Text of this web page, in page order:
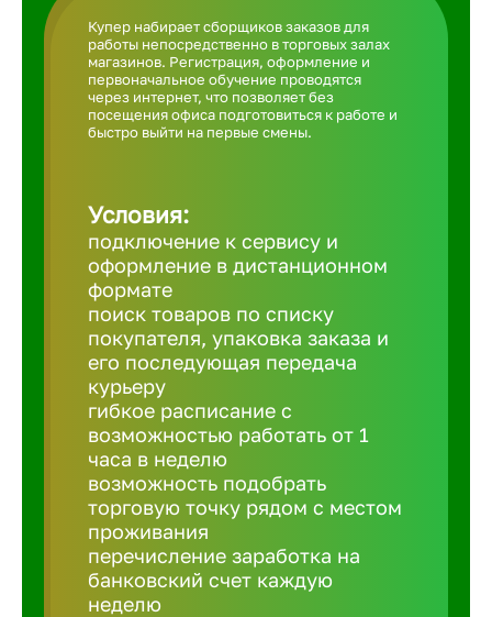
Купер набирает сборщиков заказов для
работы непосредственно в торговых залах
магазинов. Регистрация, оформление и
первоначальное обучение проводятся
через интернет, что позволяет без
посещения офиса подготовиться к работе и
быстро выйти на первые смены.
Условия:
подключение к сервису и
оформление в дистанционном
формате
поиск товаров по списку
покупателя, упаковка заказа и
его последующая передача
курьеру
гибкое расписание с
возможностью работать от 1
часа в неделю
возможность подобрать
торговую точку рядом с местом
проживания
перечисление заработка на
банковский счет каждую
неделю